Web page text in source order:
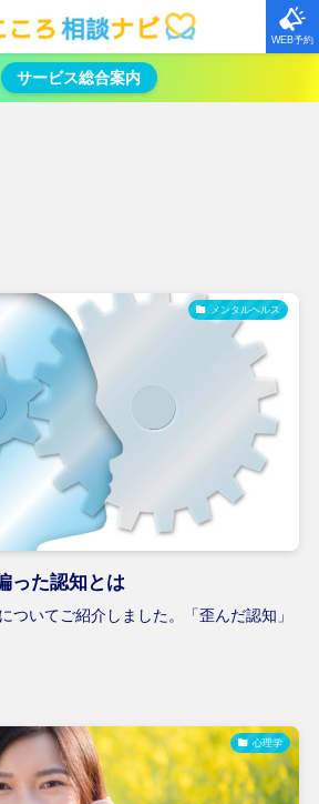
WEB予約
サービス総合案内
メンタルヘルス
った認知とは
ついてご紹介しました。「歪んだ認知」
心理学